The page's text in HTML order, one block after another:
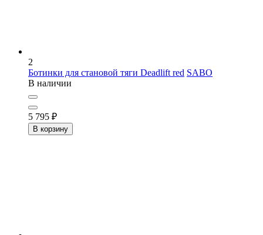
2
Ботинки для становой тяги Deadlift red SABO
В наличии
5 795 ₽
В корзину